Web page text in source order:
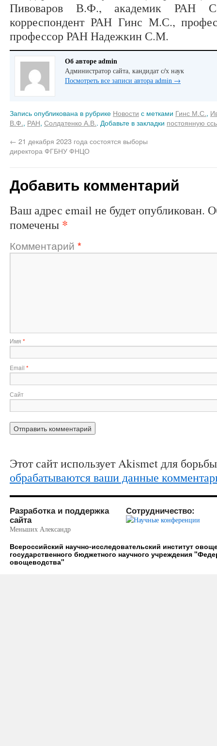
Пивоваров В.Ф., академик РАН
корреспондент РАН Гинс М.С.,
профессор РАН Надежкин С.М.
Об авторе admin
Администратор сайта, кандидат с/х наук
Посмотреть все записи автора admin →
Запись опубликована в рубрике Новости с метками Гинс М.С.,
В.Ф., РАН, Солдатенко А.В.. Добавьте в закладки постоянную
← 21 декабря 2023 года состоятся выборы
директора ФГБНУ ФНЦО
Добавить комментарий
Ваш адрес email не будет опубликован.
помечены *
Комментарий *
Имя *
Email *
Сайт
Этот сайт использует Akismet для
обрабатываются ваши данные
Разработка и поддержка
сайта
Меньших Александр
Сотрудничество:
Всероссийский научно-исследовательский институт
государственного бюджетного научного учреждения
овощеводства"